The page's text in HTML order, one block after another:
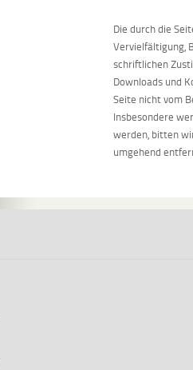
Die durch die
Vervielfältigung,
schriftlichen
Downloads und
Seite nicht vom
Insbesondere
werden, bitten
umgehend